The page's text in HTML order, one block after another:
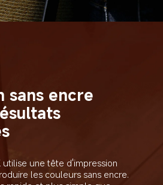
sans encre
utilise une tête d'impression
les couleurs sans encre.